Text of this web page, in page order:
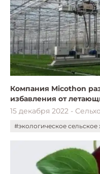
Компания Micothon
15 декабря 2022 -
#экологическое сельское